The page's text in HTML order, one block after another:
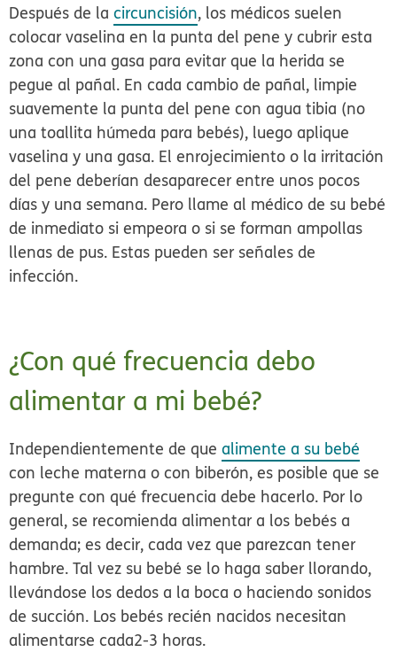
Después de lacircuncisión, los médicos suelen
colocarvaselinaen la punta del pene y cubrir esta
zona con unagasa para evitar que la herida se
pegue al pañal. En cada cambio de pañal, limpie
suavemente la punta del pene con agua tibia (no
una toallita húmeda para bebés), luego aplique
vaselina y una gasa. El enrojecimiento o la irritación
del pene deberían desaparecer entre unos pocos
días y una semana. Pero llame al médico de su bebé
de inmediato si empeora o si se forman ampollas
llenas de pus. Estas pueden ser señales de
infección.
¿Con qué frecuencia debo
alimentar a mi bebé?
Independientemente de quealimente a su bebé
con leche materna o con biberón, es posible que se
pregunte con qué frecuencia debe hacerlo. Por lo
general, se recomienda alimentar a los bebés a
demanda; es decir, cada vez que parezcan tener
hambre. Tal vez su bebé se lo haga saber llorando,
llevándose los dedos a la boca o haciendo sonidos
de succión. Los bebés recién nacidos necesitan
alimentarsecada2-3 horas.